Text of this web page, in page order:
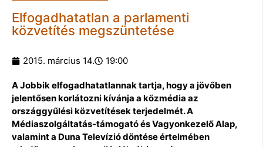
Elfogadhatatlan a parlamenti
közvetítés megszüntetése
2015. március 14. 19:00
A Jobbik elfogadhatatlannak tartja, hogy a jövőben
jelentősen korlátozni kívánja a közmédia az
országgyűlési közvetítések terjedelmét. A
Médiaszolgáltatás-támogató és Vagyonkezelő Alap,
valamint a Duna Televízió döntése értelmében